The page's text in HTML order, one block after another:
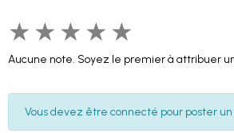
★ ★ ★ ★ ★
Aucune note. Soyez le premier à attribuer
Vous devez être connecté pour poster